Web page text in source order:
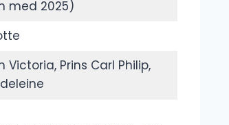
med 2025)
Victoria, Prins Carl Philip,